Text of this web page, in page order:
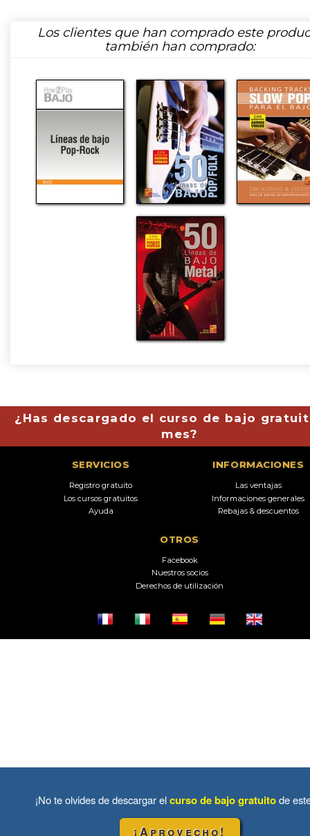
Los clientes que han comprado este
también han comprado:
¿Has descargado el curso de bajo
mes?
SERVICIOS
Registro gratuito
Los cursos gratuitos
Ayuda
INFORMACIONES
Las ventajas
Informaciones generales
Rebajas & descuentos
OTROS
Facebook
Nuestros socios
Derechos de utilización
¡No te olvides de descargar elcurso de bajo gratuitode
¡Aprovecho!